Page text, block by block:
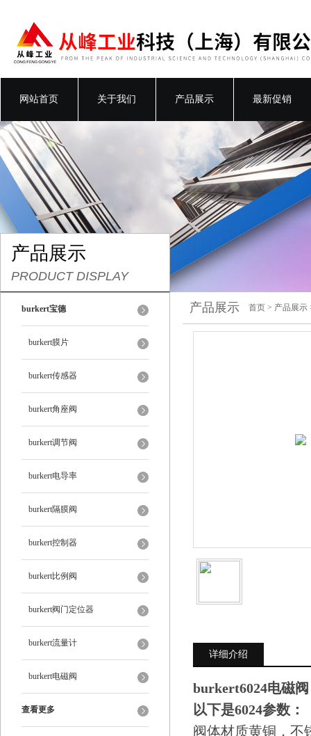
网站首页 关于我们 产品展示 最新促销
产品展示
PRODUCT DISPLAY
burkert宝德
burkert膜片
burkert传感器
burkert角座阀
burkert调节阀
burkert电导率
burkert隔膜阀
burkert控制器
burkert比例阀
burkert阀门定位器
burkert流量计
burkert电磁阀
查看更多
产品展示 首页 > 产品展示
详细介绍
burkert6024电磁阀
以下是6024参数：
阀体材质黄铜，不